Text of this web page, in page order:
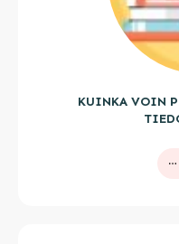
KUINKA VOIN